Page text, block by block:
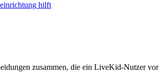
hilft
zusammen, die ein LiveKid-Nutzer